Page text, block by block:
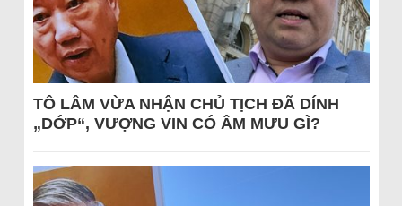
TÔ LÂM VỪA NHẬN CHỦ TỊCH ĐÃ DÍNH
„DỚP“, VƯỢNG VIN CÓ ÂM MƯU GÌ?